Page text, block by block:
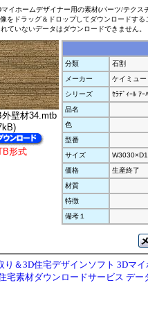
イホームデザイナー用の素材(パーツ/テクス
をドラッグ＆ドロップしてダウンロードす
ていないデータはダウンロードできません。
外壁材34.mtb
形式
分類
石割
メーカー
ケイミュー
シリーズ
ｾﾗﾃﾞｨｰﾙ ｱｰ
品名
色
型番
サイズ
価格
生産終了
材質
特徴
備考１
り＆3D住宅デザインソフト 3Dマ
宅素材ダウンロードサービス デー